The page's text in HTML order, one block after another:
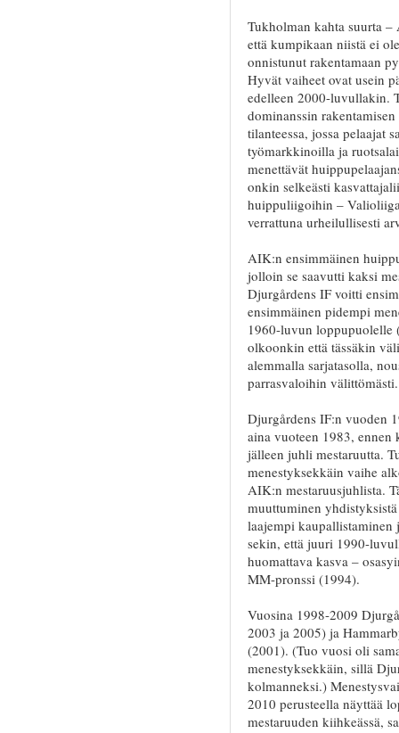
Tukholman kahta suurta
että kumpikaan niistä ei
onnistunut rakentamaan
Hyvät vaiheet ovat usein
edelleen 2000-luvullakin.
dominanssin
tilanteessa, jossa pelaajat
työmarkkinoilla ja
menettävät
onkin selkeästi
huippuliigoihin –
verrattuna urheilullisesti
AIK:n ensimmäinen
jolloin se saavutti kaksi
Djurgårdens IF voitti
ensimmäinen pidempi
1960-luvun loppupuolelle
olkoonkin että tässäkin
alemmalla sarjatasolla,
parrasvaloihin välittömästi.
Djurgårdens IF:n vuoden
aina vuoteen 1983,
jälleen juhli mestaruutta.
menestyksekkäin vaihe
AIK:n mestaruusjuhlista.
muuttuminen
laajempi kaupallistaminen
sekin, että juuri 1990-
huomattava kasva –
MM-pronssi (1994).
Vuosina 1998-2009
2003 ja 2005) ja
(2001). (Tuo vuosi oli
menestyksekkäin, sillä
kolmanneksi.)
2010 perusteella näyttää
mestaruuden kiihkeässä,